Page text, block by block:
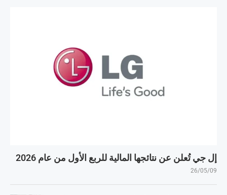
إل جي تُعلن عن نتائجها المالية للربع الأول من عام 2026
26/05/09